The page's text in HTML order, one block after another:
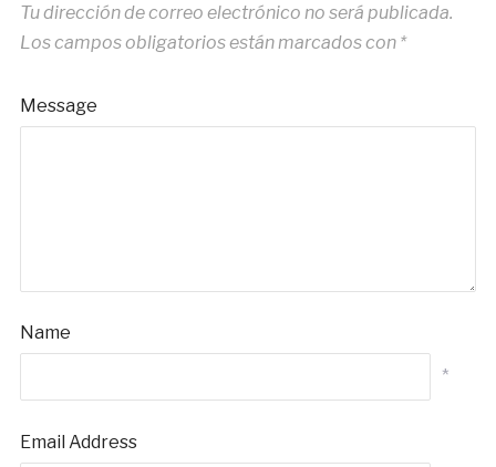
Tu dirección de correo electrónico no será publicada.
Los campos obligatorios están marcados con *
Message
Name
*
Email Address